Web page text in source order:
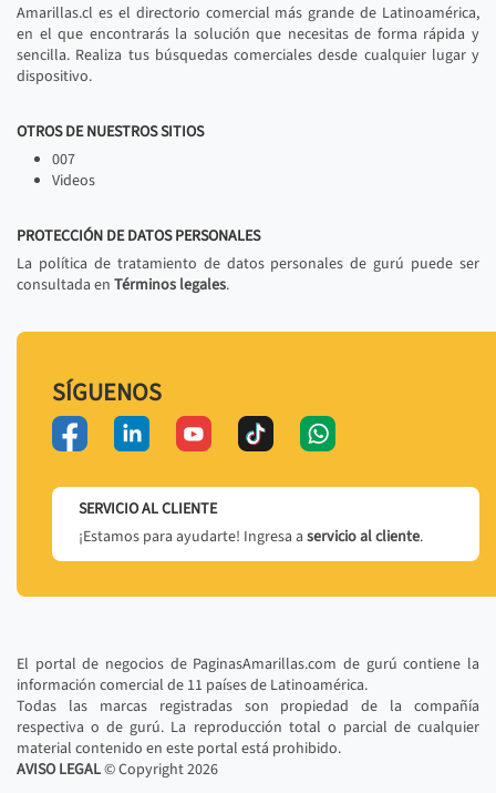
Amarillas.cl es el directorio comercial más grande de Latinoamérica,
en el que encontrarás la solución que necesitas de forma rápida y
sencilla. Realiza tus búsquedas comerciales desde cualquier lugar y
dispositivo.
OTROS DE NUESTROS SITIOS
007
Videos
PROTECCIÓN DE DATOS PERSONALES
La política de tratamiento de datos personales de gurú puede ser
consultada en Términos legales.
SÍGUENOS
SERVICIO AL CLIENTE
¡Estamos para ayudarte! Ingresa a servicio al cliente.
El portal de negocios de PaginasAmarillas.com de gurú contiene la
información comercial de 11 países de Latinoamérica.
Todas las marcas registradas son propiedad de la compañía
respectiva o de gurú. La reproducción total o parcial de cualquier
material contenido en este portal está prohibido.
AVISO LEGAL© Copyright2026